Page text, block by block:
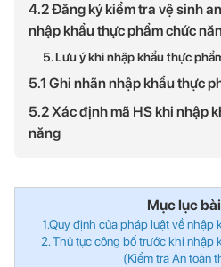
4.2 Đăng ký kiểm tra vệ sinh
nhập khẩu thực phẩm chức
5. Lưu ý khi nhập khẩu thực
5.1 Ghi nhãn nhập khẩu thực
5.2 Xác định mã HS khi nhập
năng
Mục lục
1.Quy định của pháp luật về
2. Thủ tục công bố trước khi nhập
(Kiểm tra An toàn